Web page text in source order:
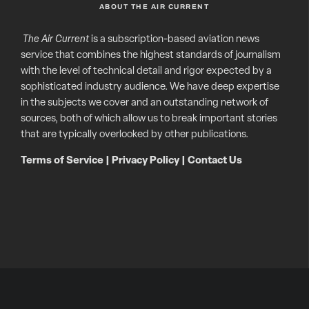
ABOUT THE AIR CURRENT
The Air Currentis a subscription-based aviation news
service that combines the highest standards of journalism
with the level of technical detail and rigor expected by a
sophisticated industry audience. We have deep expertise
in the subjects we cover and an outstanding network of
sources, both of which allow us to break important stories
that are typically overlooked by other publications.
Terms of Service Privacy Policy| Contact Us